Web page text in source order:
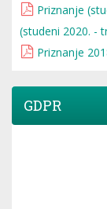
Priznanje
(studeni 2020. -
Priznanje
GDPR